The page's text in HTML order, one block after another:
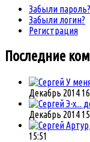
Забыли пароль?
Забыли логин?
Регистрация
Последние
У
Декабрь 2014
Э-х...
Декабрь 2014
15:51